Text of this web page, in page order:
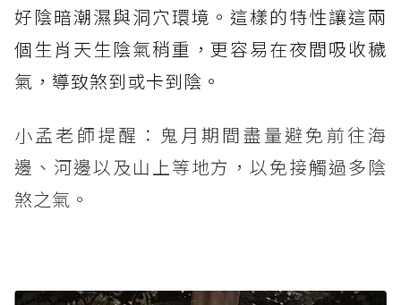
好陰暗潮濕與洞穴環境。這樣的特性讓這兩
個生肖天生陰氣稍重，更容易在夜間吸收穢
氣，導致煞到或卡到陰。
小孟老師提醒：鬼月期間盡量避免前往海
邊、河邊以及山上等地方，以免接觸過多陰
煞之氣。